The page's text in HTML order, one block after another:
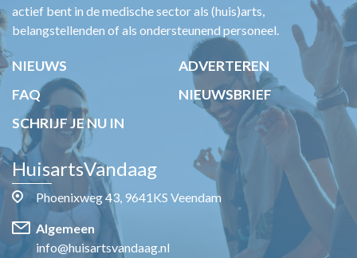
actief bent in de medische sector als (huis)arts,
belangstellenden of als ondersteunend personeel.
NIEUWS
ADVERTEREN
FAQ
NIEUWSBRIEF
SCHRIJF JE NU IN
HuisartsVandaag
Phoenixweg 43, 9641KS Veendam
Algemeen
info@huisartsvandaag.nl